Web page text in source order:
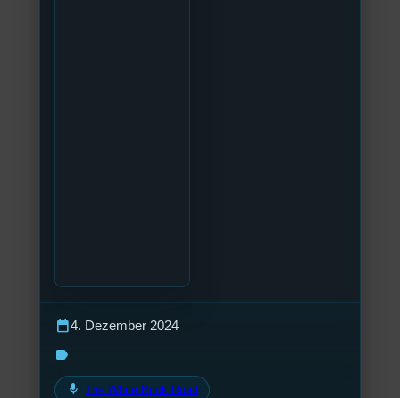
calendar_today4. Dezember 2024
label
mic The White Brick Road